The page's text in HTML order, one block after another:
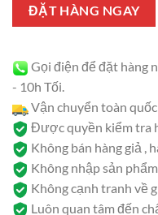
ĐẶT HÀNG NGAY
Gọi điện để đặt hàng
- 10h Tối.
Vận chuyển toàn
Được quyền kiểm tra
Không bán hàng giả ,
Không nhập sản
Không cạnh tranh về
Luôn quan tâm đến